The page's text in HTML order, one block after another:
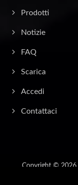
Prodotti
Notizie
FAQ
Scarica
Accedi
Contattaci
Copyright © 2026